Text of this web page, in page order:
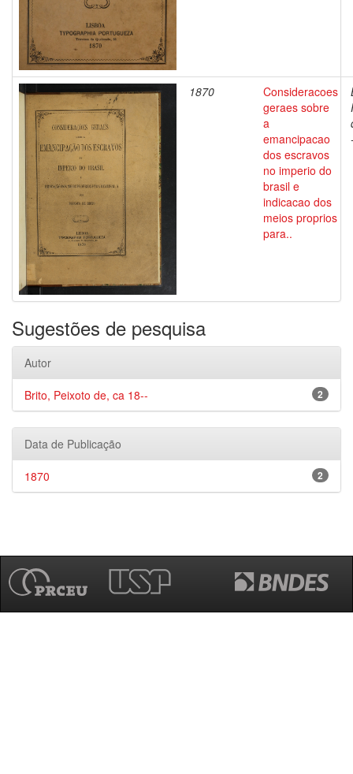
1870
Consideracoes
geraes sobre
a
emancipacao
dos escravos
no imperio do
brasil e
indicacao dos
meios proprios
para..
Sugestões de pesquisa
Autor
2
Brito, Peixoto de, ca 18--
Data de Publicação
2
1870